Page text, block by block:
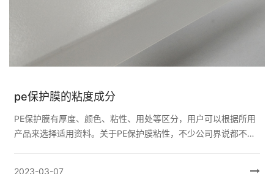
pe保护膜的粘度成分
PE保护膜有厚度、颜色、粘性、用处等区分，用户可以根据所用
产品来选择适用资料。关于PE保护膜粘性，不少公司界说都不
2023-03-07